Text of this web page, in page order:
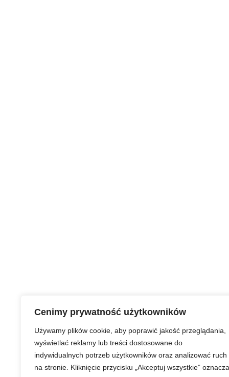
Cenimy prywatność użytkowników
Używamy plików cookie, aby poprawić jakość przeglądania,
wyświetlać reklamy lub treści dostosowane do
indywidualnych potrzeb użytkowników oraz analizować ruch
na stronie. Kliknięcie przycisku „Akceptuj wszystkie” oznacza